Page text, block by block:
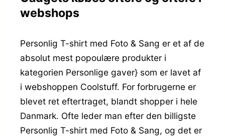
webshops
Personlig T-shirt med Foto & Sang er et af de
absolut mest popoulære produkter i
kategorien Personlige gaver} som er lavet af
i webshoppen Coolstuff. For forbrugerne er
blevet ret eftertraget, blandt shopper i hele
Danmark. Ofte leder man efter den billigste
Personlig T-shirt med Foto & Sang, og det er